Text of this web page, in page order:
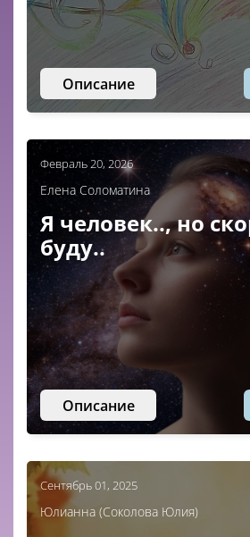
Описание
Февраль 20, 2026
Елена Соломатина
Я человек.., но
буду..
Описание
Сентябрь 01, 2025
Юлианна (Соколова Юлия)